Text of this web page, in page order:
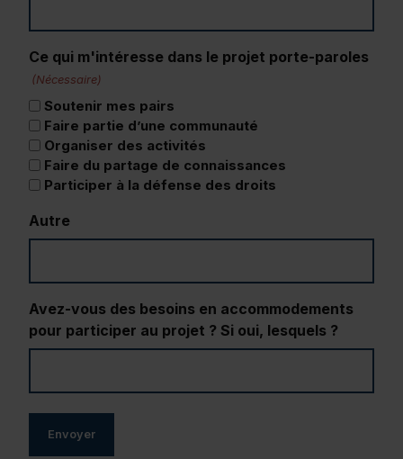
Ce qui m'intéresse dans le projet porte-paroles
(Nécessaire)
Soutenir mes pairs
Faire partie d’une communauté
Organiser des activités
Faire du partage de connaissances
Participer à la défense des droits
Autre
Avez-vous des besoins en accommodements
pour participer au projet ? Si oui, lesquels ?